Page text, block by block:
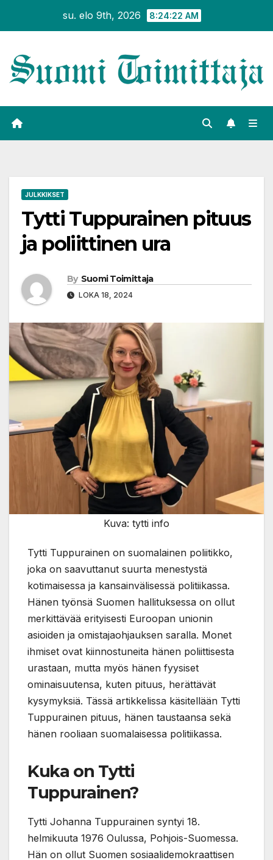
su. elo 9th, 2026 8:24:22 AM
JULKKIKSET
Tytti Tuppurainen pituus
ja poliittinen ura
By Suomi Toimittaja
LOKA 18, 2024
Kuva: tytti info
Tytti Tuppurainen on suomalainen poliitikko,
joka on saavuttanut suurta menestystä
kotimaisessa ja kansainvälisessä politiikassa.
Hänen työnsä Suomen hallituksessa on ollut
merkittävää erityisesti Euroopan unionin
asioiden ja omistajaohjauksen saralla. Monet
ihmiset ovat kiinnostuneita hänen poliittisesta
urastaan, mutta myös hänen fyysiset
ominaisuutensa, kuten pituus, herättävät
kysymyksiä. Tässä artikkelissa käsitellään Tytti
Tuppurainen pituus, hänen taustaansa sekä
hänen rooliaan suomalaisessa politiikassa.
Kuka on Tytti
Tuppurainen?
Tytti Johanna Tuppurainen syntyi 18.
helmikuuta 1976 Oulussa, Pohjois-Suomessa.
Hän on ollut Suomen sosiaalidemokraattisen